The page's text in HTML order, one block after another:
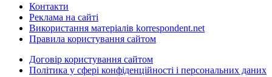
Контакти
Реклама на сайті
Використання матеріалів korrespondent.net
Правила користування сайтом
Договір користування сайтом
Політика у сфері конфіденційності і персональних даних